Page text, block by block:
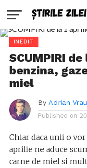
INEDIT
SCUMPIRI
benzina,
miel
By Adrian
Published on
Chiar daca unii o vor
aprilie ne aduce
carne de miel si